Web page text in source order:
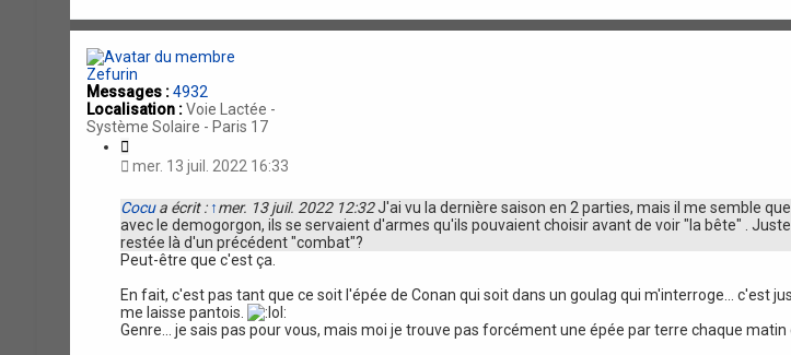
u
Zefurin
Messages : 4932
Localisation :Voie Lactée -
Système Solaire - Paris 17
C
i
t
t
i
o
n
mer. 13 juil. 2022 16:33
Cocua écrit : ↑mer. 13 juil. 2022 12:32J'ai vu la dernière saison en 2 parties, mais il me semble
avec le demogorgon, ils se servaient d'armes qu'ils pouvaient choisir avant de voir "la bête" .
restée là d'un précédent "combat"?
Peut-être que c'est ça.
En fait, c'est pas tant que ce soit l'épée de Conan qui soit dans un goulag qui m'interroge... c'est
me laisse pantois.
Genre... je sais pas pour vous, mais moi je trouve pas forcément une épée par terre chaque matin